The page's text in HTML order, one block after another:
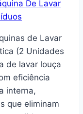
de Lavar
(2 Unidades
de lavar louça
eficiência
interna,
que eliminam